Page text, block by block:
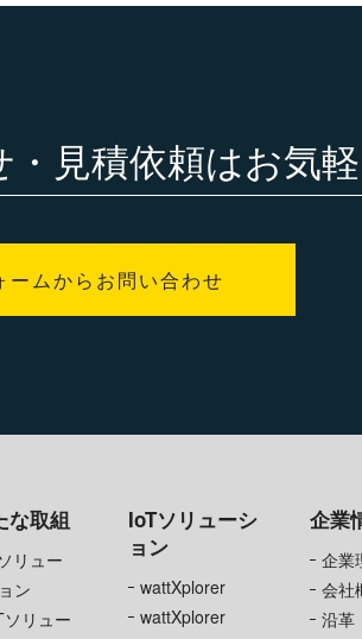
見積依頼はお気
ームからお問い合わせ
な取組
リュー
ン
ソリュー
IoTソリューシ
ョン
wattXplorer
wattXplorer
企業
企業
会社
沿革